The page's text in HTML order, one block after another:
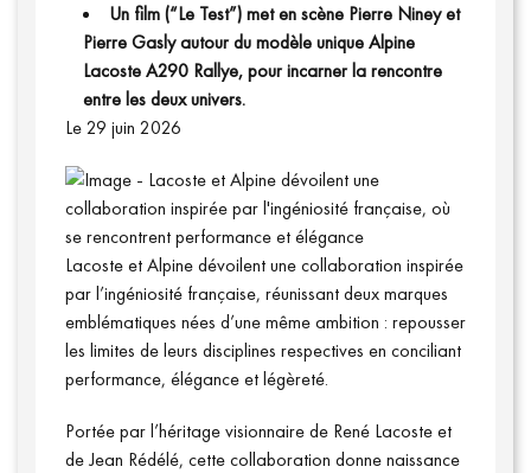
Communiqués
Un film (“Le Test”) met en scène Pierre Niney et
Pierre Gasly autour du modèle unique Alpine
Lacoste A290 Rallye, pour incarner la rencontre
entre les deux univers.
Le 29 juin 2026
Lacoste et Alpine dévoilent une collaboration inspirée
par l’ingéniosité française, réunissant deux marques
emblématiques nées d’une même ambition : repousser
les limites de leurs disciplines respectives en conciliant
performance, élégance et légèreté.
Portée par l’héritage visionnaire de René Lacoste et
de Jean Rédélé, cette collaboration donne naissance